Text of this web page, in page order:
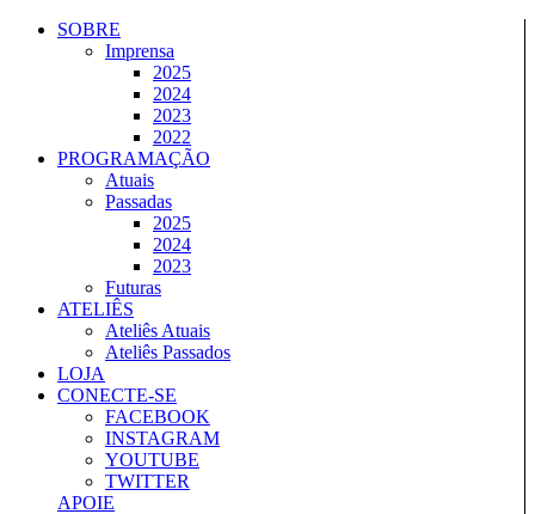
SOBRE
Imprensa
2025
2024
2023
2022
PROGRAMAÇÃO
Atuais
Passadas
2025
2024
2023
Futuras
ATELIÊS
Ateliês Atuais
Ateliês Passados
LOJA
CONECTE-SE
FACEBOOK
INSTAGRAM
YOUTUBE
TWITTER
APOIE